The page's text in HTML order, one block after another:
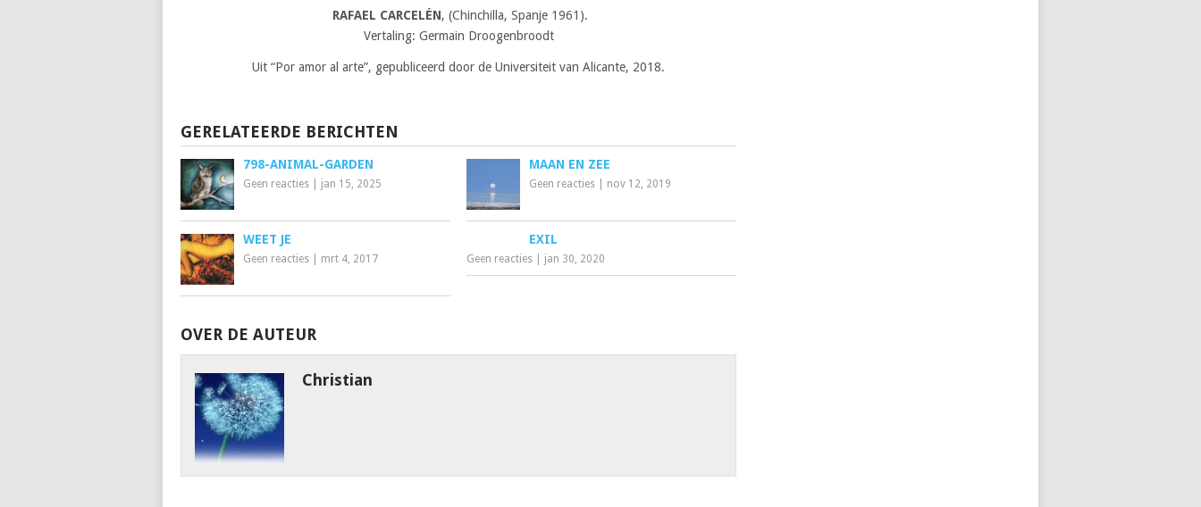
RAFAEL CARCELÉN, (Chinchilla, Spanje 1961).
Vertaling: Germain Droogenbroodt
Uit “Por amor al arte”, gepubliceerd door de Universiteit van Alicante, 2018.
GERELATEERDE BERICHTEN
798-ANIMAL-GARDEN
Geen reacties jan 15, 2025
MAAN EN ZEE
Geen reacties nov 12, 2019
WEET JE
Geen reacties mrt 4, 2017
EXIL
Geen reacties jan 30, 2020
OVER DE AUTEUR
Christian